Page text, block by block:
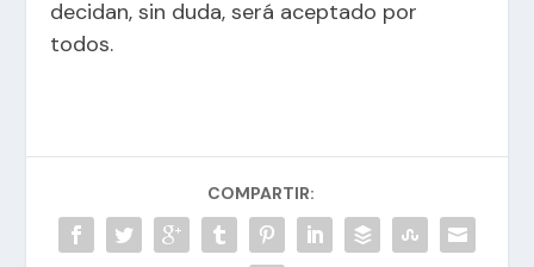
decidan, sin duda, será aceptado por
todos.
COMPARTIR: